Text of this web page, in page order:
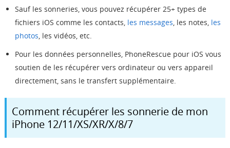
Sauf les sonneries, vous pouvez récupérer 25+ types de
fichiers iOS comme les contacts, les messages, les notes, les
photos, les vidéos, etc.
Pour les données personnelles, PhoneRescue pour iOS vous
soutien de les récupérer vers ordinateur ou vers appareil
directement, sans le transfert supplémentaire.
Comment récupérer les sonnerie de mon
iPhone 12/11/XS/XR/X/8/7